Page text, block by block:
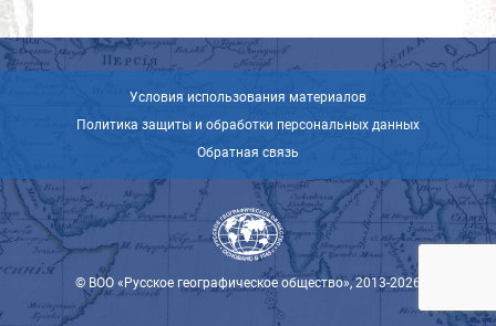
Условия использования материалов
Политика защиты и обработки персональных данных
Обратная связь
© ВОО «Русское географическое общество», 2013-2026